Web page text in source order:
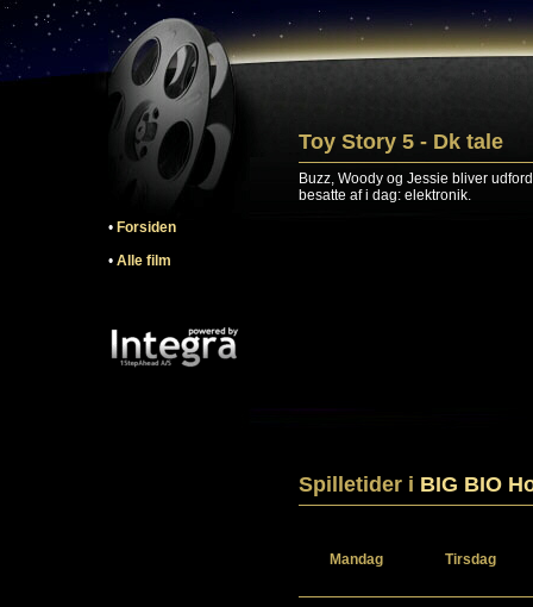
• Forsiden
• Alle film
Toy Story 5 - Dk tale
Buzz, Woody og Jessie bliver
besatte af i dag: elektronik.
Spilletider i BIG BIO
Mandag Tirsdag